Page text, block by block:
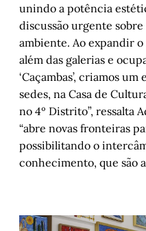
unindo a potência
discussão urgente
ambiente. Ao expandir
além das galerias e
‘Caçambas’, criamos
sedes, na Casa de
no 4º Distrito”, ressalta
“abre novas fronteiras
possibilitando o
conhecimento, que são